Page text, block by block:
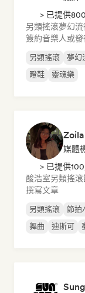
> 已提供
另類搖滾夢幻流
簽約音樂人或
另類搖滾 夢幻
瞪鞋
靈魂樂
媒體
> 已提供
酸浩室另類搖滾
撰寫文章
另類搖滾 節拍
舞曲
迪斯可